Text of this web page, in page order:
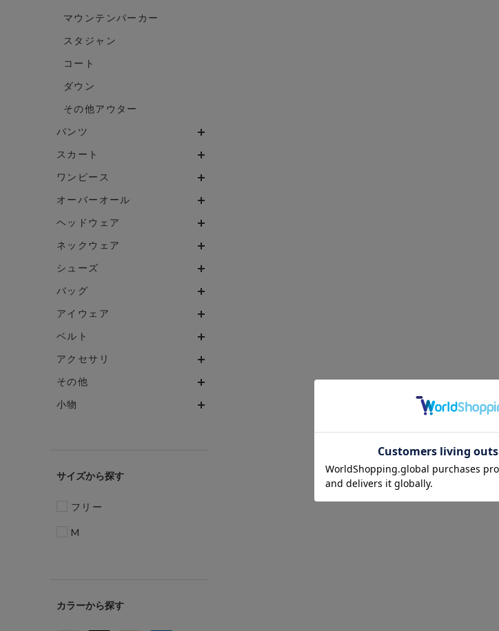
マウンテンパーカー
スタジャン
コート
ダウン
その他アウター
パンツ
スカート
ワンピース
オーバーオール
ヘッドウェア
ネックウェア
シューズ
バッグ
アイウェア
ベルト
アクセサリ
その他
小物
サイズ
フリー
M
カラー